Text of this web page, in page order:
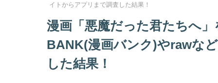
イトからアプリまで調査した結果！
漫画「悪魔だった君たちへ
BANK(漫画バンク)やrawな
した結果！